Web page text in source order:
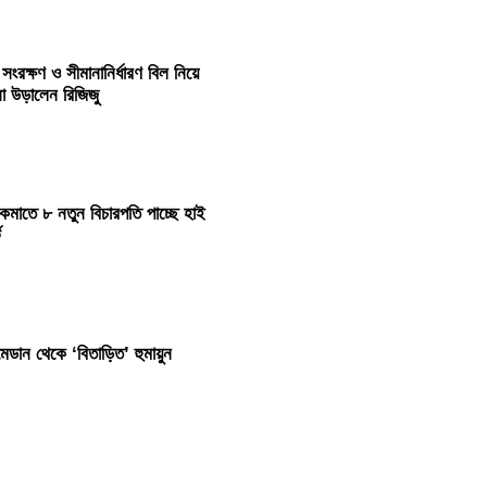
সংরক্ষণ ও সীমানানির্ধারণ বিল নিয়ে
উড়ালেন রিজিজু
৮ নতুন বিচারপতি পাচ্ছে হাই
থেকে ‘বিতাড়িত’ হুমায়ুন